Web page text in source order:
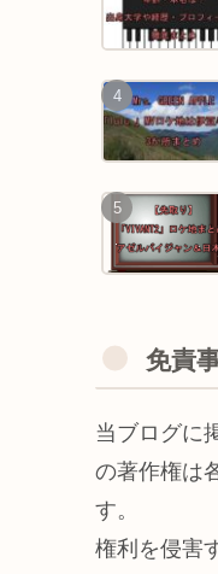
免責
当ブログに
の著作権は
す。
権利を侵害